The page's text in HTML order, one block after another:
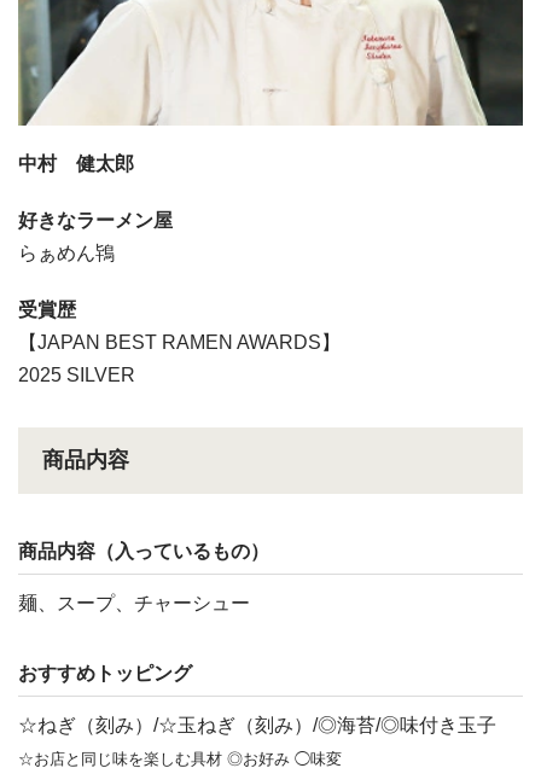
中村 健太郎
好きなラーメン屋
らぁめん鴇
受賞歴
【JAPAN BEST RAMEN AWARDS】
2025 SILVER
商品内容
商品内容（入っているもの）
麺、スープ、チャーシュー
おすすめトッピング
☆ねぎ（刻み）/☆玉ねぎ（刻み）/◎海苔/◎味付き玉子
☆お店と同じ味を楽しむ具材 ◎お好み ◯味変